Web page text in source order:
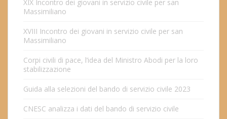
XIX Incontro dei giovani in servizio civile per san
Massimiliano
XVIII Incontro dei giovani in servizio civile per san
Massimiliano
Corpi civili di pace, l’idea del Ministro Abodi per la loro
stabilizzazione
Guida alla selezioni del bando di servizio civile 2023
CNESC analizza i dati del bando di servizio civile